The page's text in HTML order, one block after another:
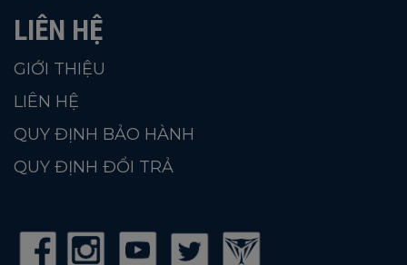
LIÊN HỆ
GIỚI THIỆU
LIÊN HỆ
QUY ĐỊNH BẢO HÀNH
QUY ĐỊNH ĐỔI TRẢ